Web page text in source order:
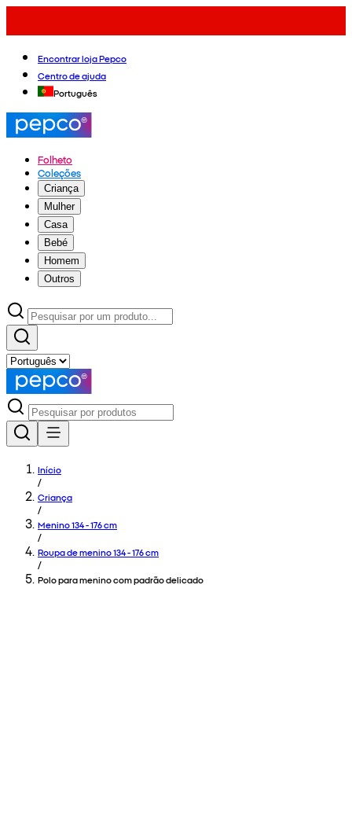
Encontrar loja Pepco
Centro de ajuda
Português
Folheto
Coleções
Criança
Mulher
Casa
Bebé
Homem
Outros
Início
/
Criança
/
Menino 134 - 176 cm
/
Roupa de menino 134 - 176 cm
/
Polo para menino com padrão delicado